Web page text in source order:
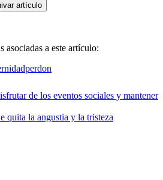
artículo
asociadas a este artículo:
perdon
de los eventos sociales y mantener
quita la angustia y la tristeza